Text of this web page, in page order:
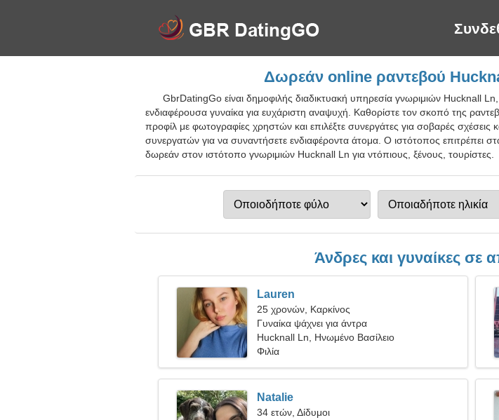
Δωρεάν online ραντεβού
GbrDatingGo είναι δημοφιλής διαδικτυακή υπηρεσία γνωριμιών Hucknall
ενδιαφέρουσα γυναίκα για ευχάριστη αναψυχή. Καθορίστε τον σκοπό της
προφίλ με φωτογραφίες χρηστών και επιλέξτε συνεργάτες για σοβαρές
συνεργατών για να συναντήσετε ενδιαφέροντα άτομα. Ο ιστότοπος επιτρέπει
δωρεάν στον ιστότοπο γνωριμιών Hucknall Ln για ντόπιους, ξένους, τουρίστες.
Άνδρες και γυναίκες σε
Lauren
25 χρονών, Καρκίνος
Γυναίκα ψάχνει για άντρα
Hucknall Ln, Ηνωμένο Βασίλειο
Φιλία
Natalie
34 ετών, Δίδυμοι